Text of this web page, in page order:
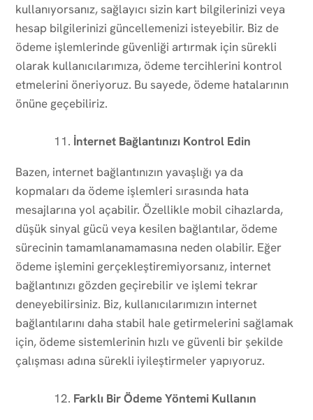
kullanıyorsanız, sağlayıcı sizin kart bilgilerinizi veya
hesap bilgilerinizi güncellemenizi isteyebilir. Biz de
ödeme işlemlerinde güvenliği artırmak için sürekli
olarak kullanıcılarımıza, ödeme tercihlerini kontrol
etmelerini öneriyoruz. Bu sayede, ödeme hatalarının
önüne geçebiliriz.
İnternet Bağlantınızı Kontrol Edin
Bazen, internet bağlantınızın yavaşlığı ya da
kopmaları da ödeme işlemleri sırasında hata
mesajlarına yol açabilir. Özellikle mobil cihazlarda,
düşük sinyal gücü veya kesilen bağlantılar, ödeme
sürecinin tamamlanamamasına neden olabilir. Eğer
ödeme işlemini gerçekleştiremiyorsanız, internet
bağlantınızı gözden geçirebilir ve işlemi tekrar
deneyebilirsiniz. Biz, kullanıcılarımızın internet
bağlantılarını daha stabil hale getirmelerini sağlamak
için, ödeme sistemlerinin hızlı ve güvenli bir şekilde
çalışması adına sürekli iyileştirmeler yapıyoruz.
Farklı Bir Ödeme Yöntemi Kullanın